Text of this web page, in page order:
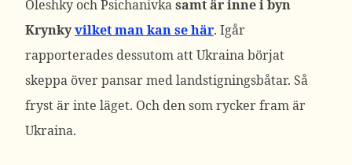
Oleshky och Psichanivkasamt är inne i byn
Krynkyvilket man kan se här. Igår
rapporterades dessutom att Ukraina börjat
skeppa över pansar med landstigningsbåtar. Så
fryst är inte läget. Och den som rycker fram är
Ukraina.